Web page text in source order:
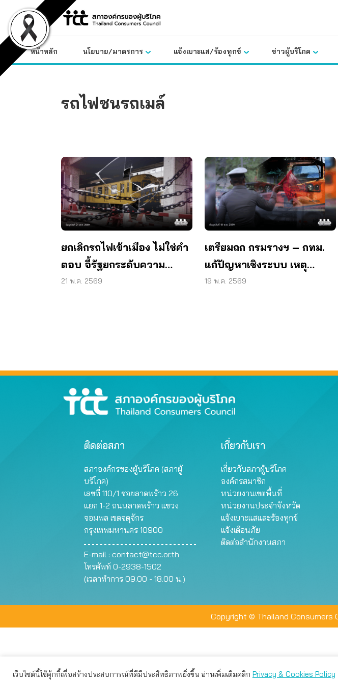
content
หน้าหลัก นโยบาย/มาตรการ แจ้งเบาะแส/ร้องทุกข์ ข่าวผู้บริโภค
รถไฟชนรถเมล์
ยกเลิกรถไฟเข้าเมือง ไม่ใช่คำ
ตอบ จี้รัฐยกระดับความ
ปลอดภัย
21 พ.ค. 2569
เตรียมถก กรมรางฯ – กทม.
แก้ปัญหาเชิงระบบ เหตุ
‘รถไฟชนรถเมล์’
19 พ.ค. 2569
ติดต่อสภา
สภาองค์กรของผู้บริโภค (สภาผู้
บริโภค)
เลขที่ 110/1 ซอยลาดพร้าว 26
แยก 1-2 ถนนลาดพร้าว แขวง
จอมพล เขตจตุจักร
กรุงเทพมหานคร 10900
E-mail : contact@tcc.or.th
โทรศัพท์ 0-2938-1502
(เวลาทำการ 09.00 - 18.00 น.)
เกี่ยวกับเรา
เกี่ยวกับสภาผู้บริโภค
องค์กรสมาชิก
หน่วยงานเขตพื้นที่
หน่วยงานประจำจังหวัด
แจ้งเบาะแสและร้องทุกข์
แจ้งเตือนภัย
ติดต่อสำนักงานสภา
Copyright © Thailand Consumers
เว็บไซต์นี้ใช้คุ้กกี้เพื่อสร้างประสบการณ์ที่ดีมีประสิทธิภาพยิ่งขึ้น อ่านเพิ่มเติมคลิก Privacy & Cookies Policy
เว็บไซต์นี้ใช้คุกกี้เพื่อมอบประสบการณ์การใช้งานที่ดีให้แก่ท่าน คุณสามารถเลือกตั้งค่าความเป็น